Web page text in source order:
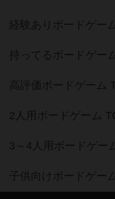
経験ありボードゲー
持ってるボードゲー
高評価ボードゲーム
2人用ボードゲーム
3～4人用ボードゲー
子供向けボードゲー